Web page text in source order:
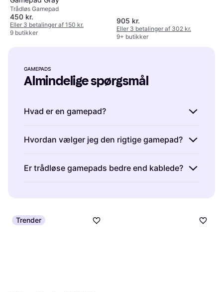
Trådløs Gamepad
450 kr.
Eller 3 betalinger af 150 kr.
9 butikker
905 kr.
Eller 3 betalinger af 302 kr.
9+ butikker
Trender
GAMEPADS
Almindelige spørgsmål
Hvad er en gamepad?
der giver dig mulighed for at styre spil ved
hjælp af knapper og joysticks. Gamepads
bruges ofte til konsolspil, men kan også
forbindes til pc'er.
Hvordan vælger jeg den rigtige gamepad?
overveje kompatibilitet med din enhed,
ergonomisk design og funktioner som trådløs
bedre egnet til bestemte genrer.
Er trådløse gamepads bedre end kablede?
modeller ofte har lavere latency. Valget
afhænger af dine præferencer for komfort og